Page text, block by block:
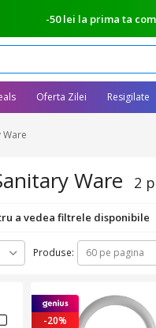
-50 lei la prima ta
Oferta Zilei Resigilate
Ware
Ware 2
a vedea filtrele disponibile
Produse: 60 pe pagina
-20%